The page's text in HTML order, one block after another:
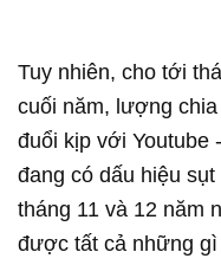
Tuy nhiên, cho tới
cuối năm, lượng
đuổi kịp với Youtube
đang có dấu hiệu
tháng 11 và 12 năm
được tất cả những